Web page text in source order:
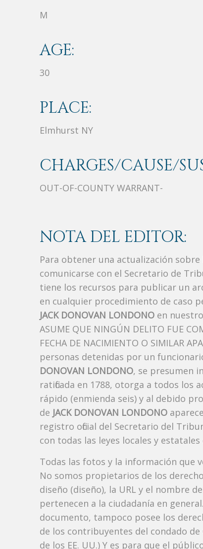
M
AGE:
30
PLACE:
Elmhurst NY
CHARGES/CAUSE/
OUT-OF-COUNTY WARRANT-
NOTA DEL EDITOR:
Para obtener una actualización
comunicarse con el Secretario de
tiene los recursos para publicar un
en cualquier procedimiento de caso
JACK DONOVAN LONDONO en
ASUME QUE NINGÚN DELITO FUE
FECHA DE NACIMIENTO O SIMILAR
personas detenidas por un
DONOVAN LONDONO, se presumen
ratificada en 1788, otorga a todos los
rápido (enmienda seis) y al debido
de JACK DONOVAN LONDONO
registro oficial del Secretario del
con todas las leyes locales y estatales
Todas las fotos y la información que
No somos propietarios de los
diseño (diseño), la URL y el nombre
pertenecen a la ciudadanía en
documento, tampoco posee los
de los contribuyentes del condado
de los EE. UU.) Y es para que el